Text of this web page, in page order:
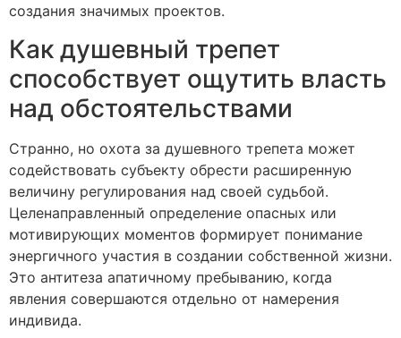
создания значимых проектов.
Как душевный трепет
способствует ощутить власть
над обстоятельствами
Странно, но охота за душевного трепета может
содействовать субъекту обрести расширенную
величину регулирования над своей судьбой.
Целенаправленный определение опасных или
мотивирующих моментов формирует понимание
энергичного участия в создании собственной жизни.
Это антитеза апатичному пребыванию, когда
явления совершаются отдельно от намерения
индивида.